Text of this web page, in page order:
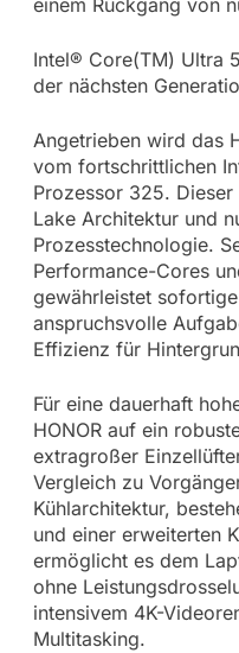
einem Rückgang von
Intel® Core(TM) Ultra
der nächsten
Angetrieben wird das
vom fortschrittlichen
Prozessor 325.
Lake Architektur und
Prozesstechnologie.
Performance-Cores
gewährleistet
anspruchsvolle
Effizienz für
Für eine dauerhaft
HONOR auf ein
extragroßer
Vergleich zu
Kühlarchitektur,
und einer erweiterten
ermöglicht es dem
ohne
intensivem 4K-
Multitasking.